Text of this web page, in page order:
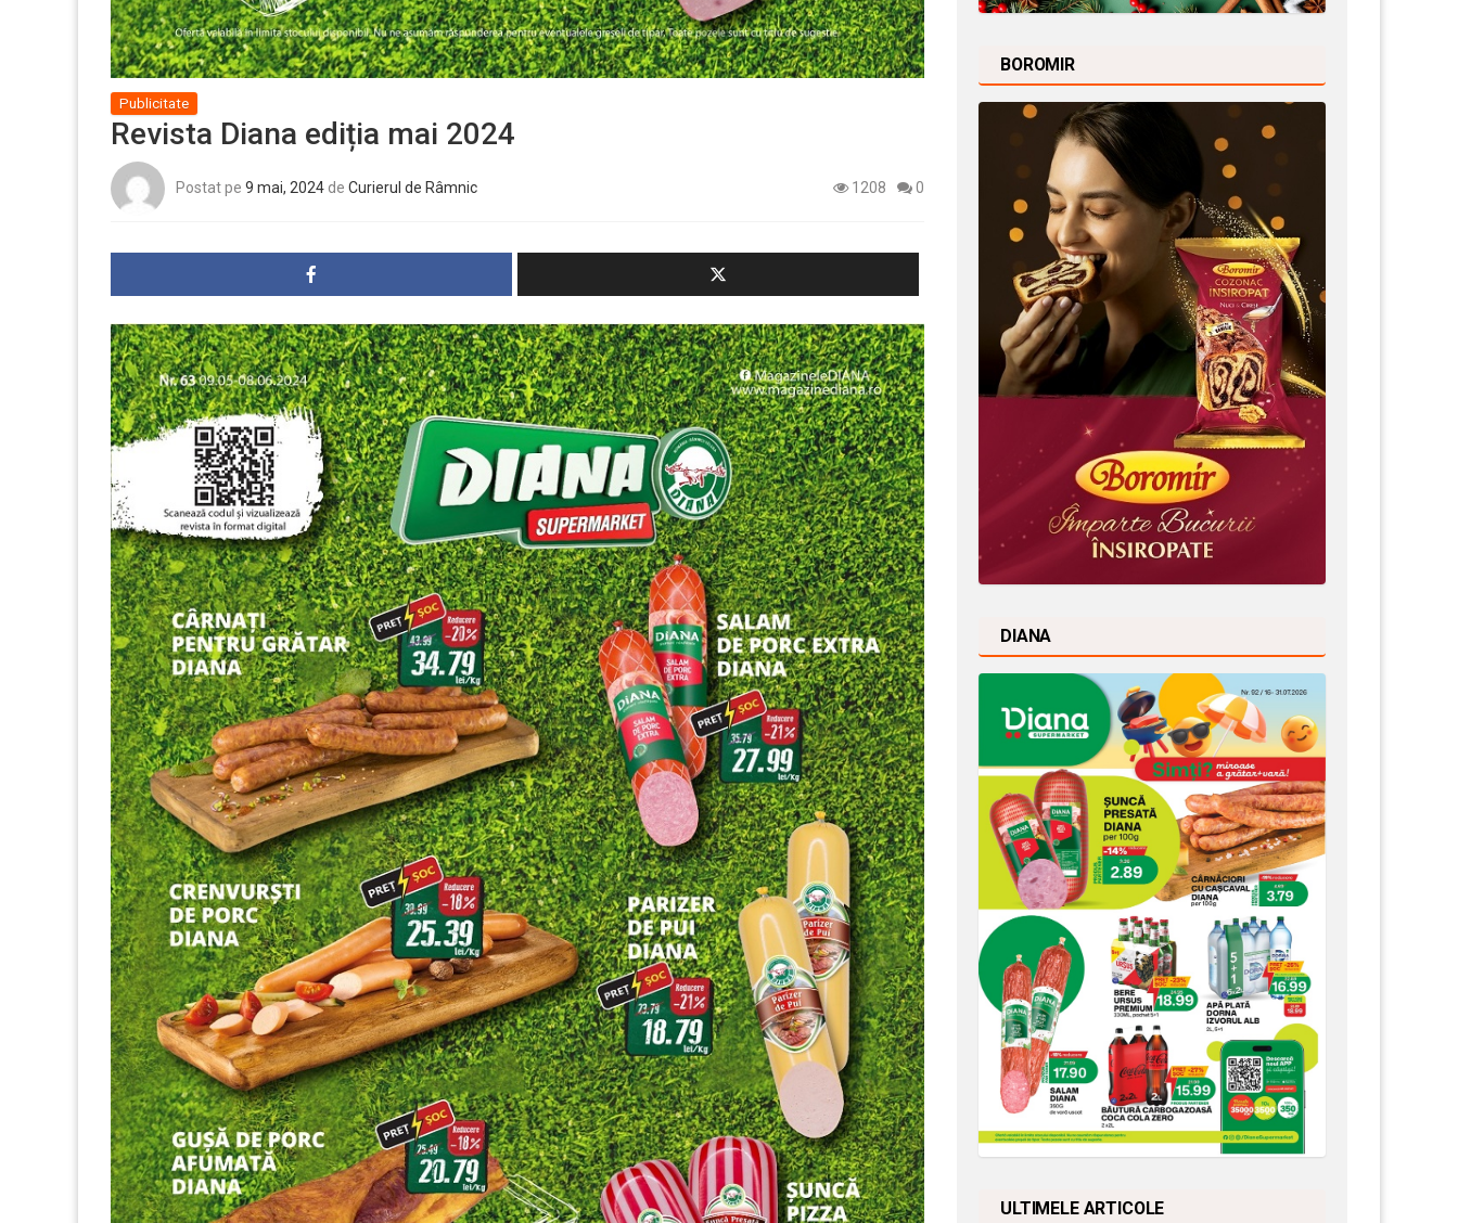
Publicitate
Revista Diana ediția mai 2024
Postat pe 9 mai, 2024 de Curierul de Râmnic 1208 0
BOROMIR
DIANA
ULTIMELE ARTICOLE